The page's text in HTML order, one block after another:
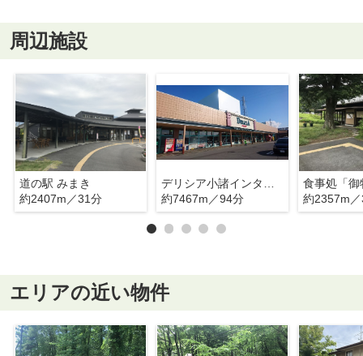
周辺施設
道の駅 みまき
約2407m／31分
約7467m／94分
食事処「御
約2357m
エリアの近い物件